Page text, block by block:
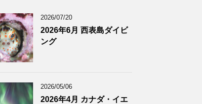
2026/07/20
2026年6月 西表島ダイビ
ング
2026/05/06
2026年4月 カナダ・イエ